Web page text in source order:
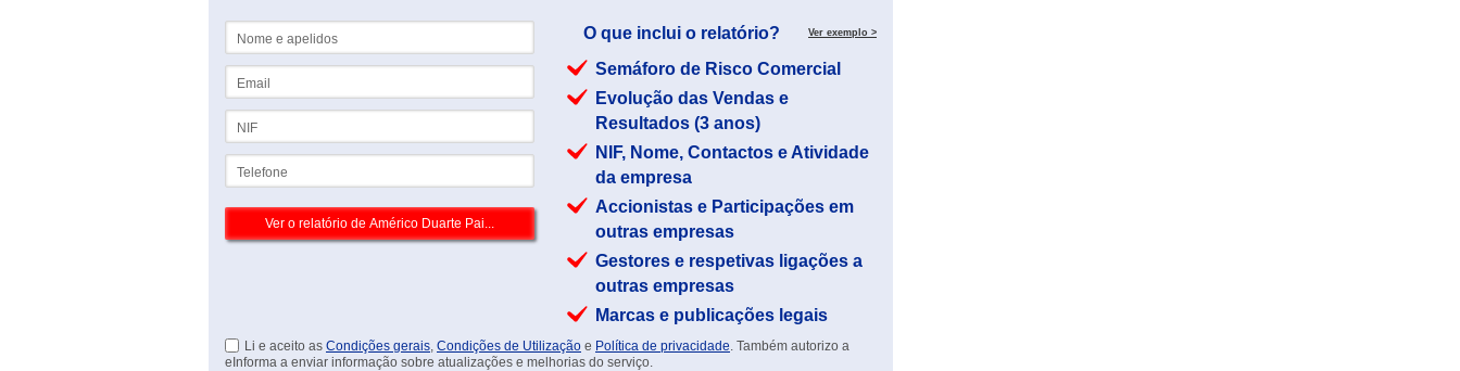
O que inclui o relatório? Ver exemplo >
Semáforo de Risco Comercial
Evolução das Vendas e
Resultados (3 anos)
NIF, Nome, Contactos e Atividade
da empresa
Accionistas e Participações em
outras empresas
Gestores e respetivas ligações a
outras empresas
Marcas e publicações legais
Li e aceito as Condições gerais, Condições de Utilização e Política de privacidade. Também autorizo a
eInforma a enviar informação sobre atualizações e melhorias do serviço.